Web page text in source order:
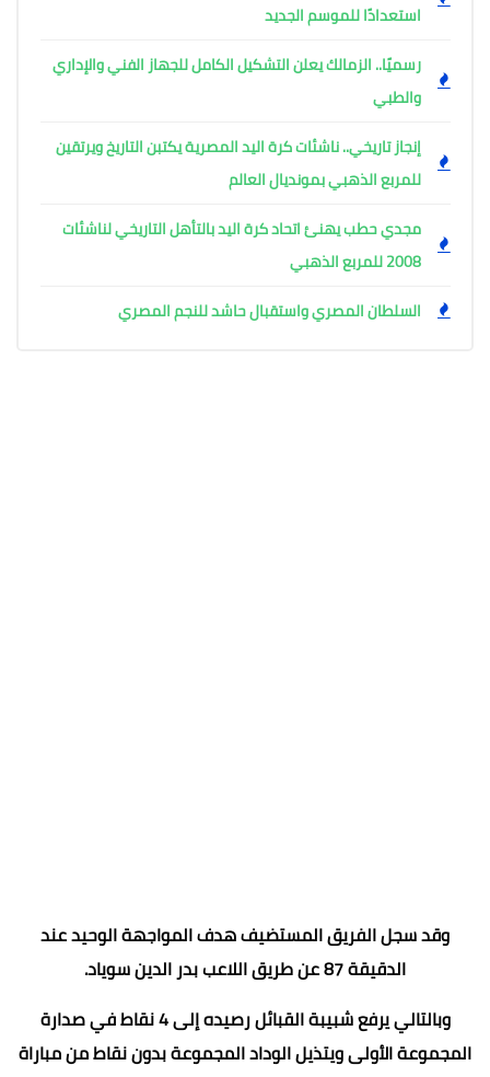
استعدادًا للموسم الجديد
رسميًا.. الزمالك يعلن التشكيل الكامل للجهاز الفني والإداري
والطبي
إنجاز تاريخي.. ناشئات كرة اليد المصرية يكتبن التاريخ ويرتقين
للمربع الذهبي بمونديال العالم
مجدي حطب يهنئ اتحاد كرة اليد بالتأهل التاريخي لناشئات
2008 للمربع الذهبي
السلطان المصري واستقبال حاشد للنجم المصري
وقد سجل الفريق المستضيف هدف المواجهة الوحيد عند
الدقيقة 87 عن طريق اللاعب بدر الدين سوياد.
وبالتالي يرفع شبيبة القبائل رصيده إلى 4 نقاط في صدارة
المجموعة الأولى ويتذيل الوداد المجموعة بدون نقاط من مباراة